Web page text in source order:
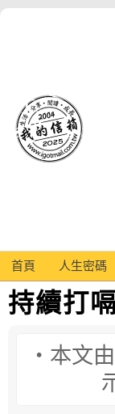
首頁 人生密碼
持續打
‧本文由